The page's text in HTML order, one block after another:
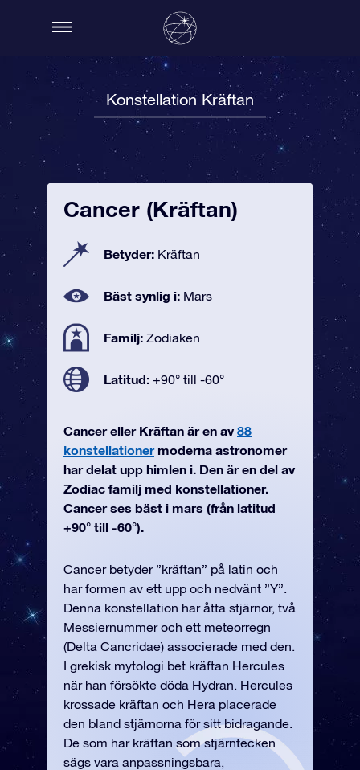
Konstellation Kräftan
Cancer (Kräftan)
Betyder: Kräftan
Bäst synlig i: Mars
Familj: Zodiaken
Latitud: +90° till -60°
Cancer eller Kräftan är en av 88
konstellationermoderna astronomer
har delat upp himlen i. Den är en del av
Zodiac familj med konstellationer.
Cancer ses bäst i mars (från latitud
+90° till -60°).
Cancer betyder ”kräftan” på latin och
har formen av ett upp och nedvänt ”Y”.
Denna konstellation har åtta stjärnor, två
Messiernummer och ett meteorregn
(Delta Cancridae) associerade med den.
I grekisk mytologi bet kräftan Hercules
när han försökte döda Hydran. Hercules
krossade kräftan och Hera placerade
den bland stjärnorna för sitt bidragande.
De som har kräftan som stjärntecken
sägs vara anpassningsbara,